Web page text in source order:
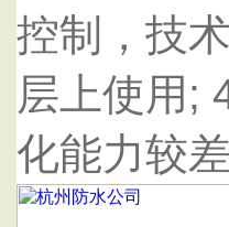
控制，技
层上使用;
化能力较